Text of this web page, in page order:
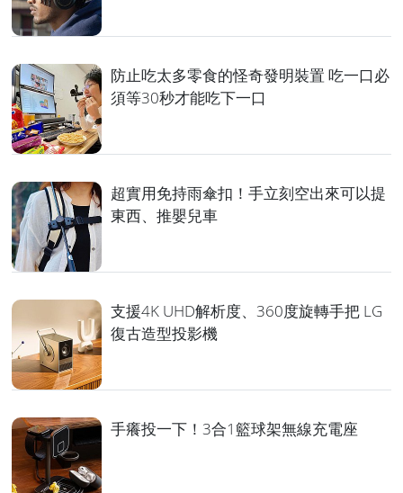
防止吃太多零食的怪奇發明裝置 吃一口必
須等30秒才能吃下一口
超實用免持雨傘扣！手立刻空出來可以提
東西、推嬰兒車
支援4K UHD解析度、360度旋轉手把 LG
復古造型投影機
手癢投一下！3合1籃球架無線充電座